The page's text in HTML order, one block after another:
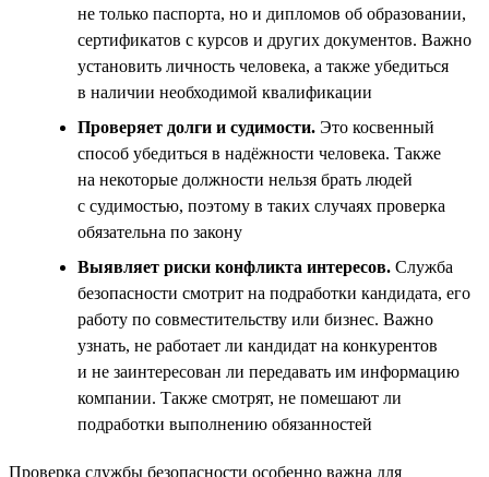
не только паспорта, но и дипломов об образовании,
сертификатов с курсов и других документов. Важно
установить личность человека, а также убедиться
в наличии необходимой квалификации
Проверяет долги и судимости. Это косвенный
способ убедиться в надёжности человека. Также
на некоторые должности нельзя брать людей
с судимостью, поэтому в таких случаях проверка
обязательна по закону
Выявляет риски конфликта интересов. Служба
безопасности смотрит на подработки кандидата, его
работу по совместительству или бизнес. Важно
узнать, не работает ли кандидат на конкурентов
и не заинтересован ли передавать им информацию
компании. Также смотрят, не помешают ли
подработки выполнению обязанностей
Проверка службы безопасности особенно важна для